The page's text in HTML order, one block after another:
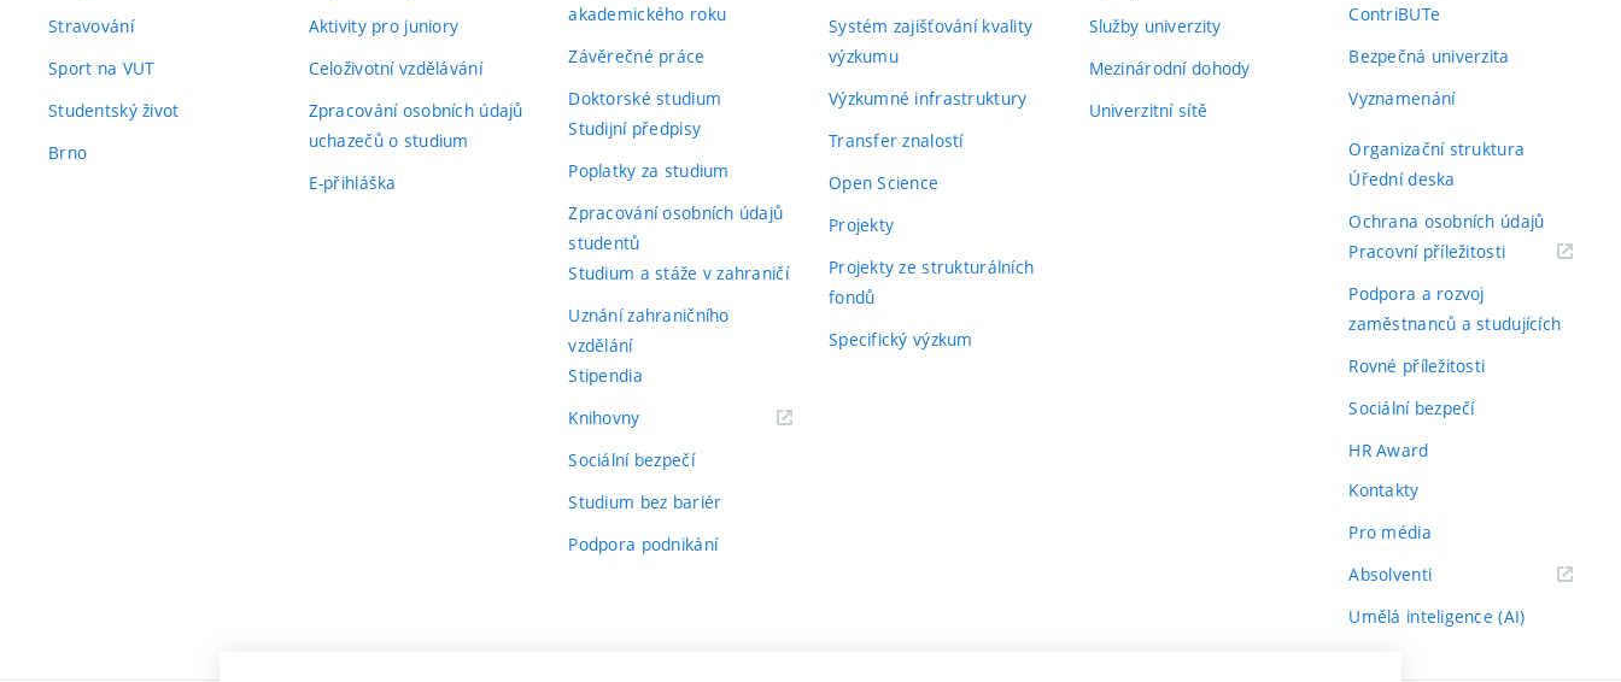
Stravování
Sport na VUT
Studentský život
Brno
Aktivity pro juniory
Celoživotní vzdělávání
Zpracování osobních údajů
uchazečů o studium
E-přihláška
akademického roku
Závěrečné práce
Doktorské studium
Studijní předpisy
Poplatky za studium
Zpracování osobních údajů
studentů
Studium a stáže v zahraničí
Uznání zahraničního
vzdělání
Stipendia
Knihovny(externí
Sociální bezpečí
Studium bez bariér
Podpora podnikání
Systém zajišťování kvality
výzkumu
Výzkumné infrastruktury
Transfer znalostí
Open Science
Projekty
Projekty ze strukturálních
fondů
Specifický výzkum
Služby univerzity
Mezinárodní dohody
Univerzitní sítě
ContriBUTe
Bezpečná univerzita
Vyznamenání
Organizační struktura
Úřední deska
Ochrana osobních údajů
Pracovní příležitosti(externí
Podpora a rozvoj
zaměstnanců a studujících
Rovné příležitosti
Sociální bezpečí
HR Award
Kontakty
Pro média
Absolventi(externí
Umělá inteligence (AI)